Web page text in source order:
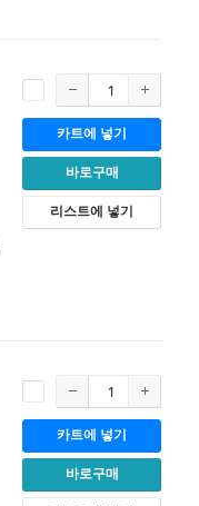
카트에 넣기
바로구매
리스트에 넣기
카트에 넣기
바로구매